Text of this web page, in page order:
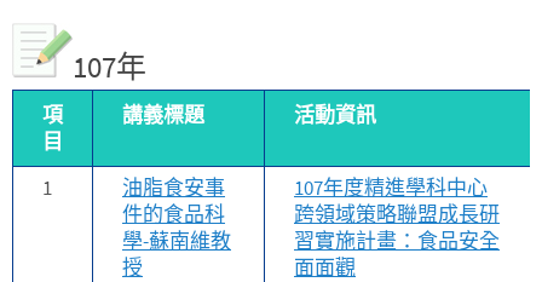
107年
項
目
講義標題 活動資訊
1
油脂食安事
件的食品科
學-蘇南維教
授
107年度精進學科中心
跨領域策略聯盟成長研
習實施計畫：食品安全
面面觀